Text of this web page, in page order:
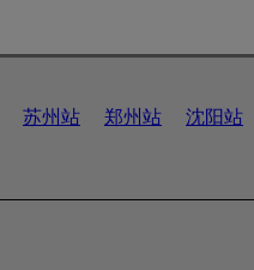
苏州站 郑州站
沈阳站